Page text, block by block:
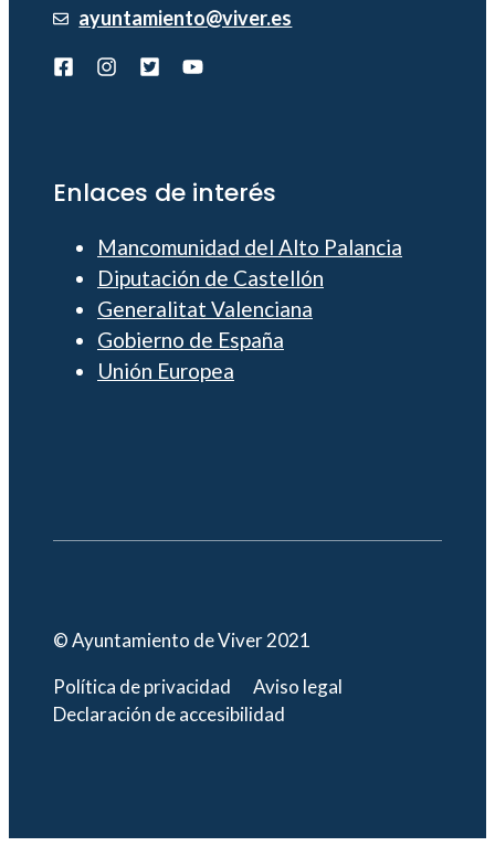
ayuntamiento@viver.es
Enlaces de interés
Mancomunidad del Alto Palancia
Diputación de Castellón
Generalitat Valenciana
Gobierno de España
Unión Europea
© Ayuntamiento de Viver 2021
Política de privacidad
Aviso legal
Declaración de accesibilidad